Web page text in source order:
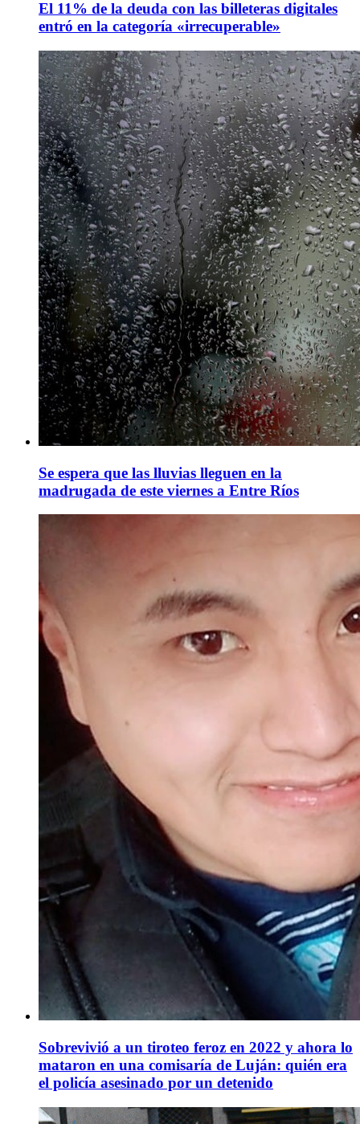
El 11% de la deuda con las billeteras digitales
entró en la categoría «irrecuperable»
Se espera que las lluvias lleguen en la
madrugada de este viernes a Entre Ríos
Sobrevivió a un tiroteo feroz en 2022 y ahora lo
mataron en una comisaría de Luján: quién era
el policía asesinado por un detenido